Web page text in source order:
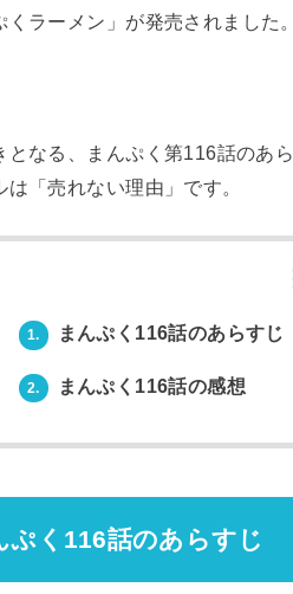
くラーメン」が発売されました。
となる、まんぷく第116話のあ
は「売れない理由」です。
1. まんぷく116話のあらすじ
2. まんぷく116話の感想
ぷく116話のあらすじ